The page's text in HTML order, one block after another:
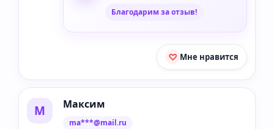
Благодарим за отзыв!
Мне нравится
М Максим
ma***@mail.ru